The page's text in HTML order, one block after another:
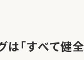
「すべて健全